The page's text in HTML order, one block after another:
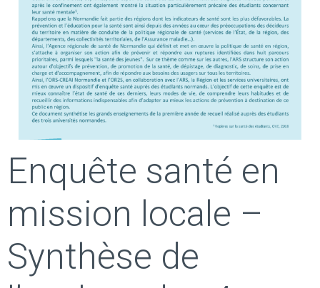
Enquête santé en
mission locale –
Synthèse de